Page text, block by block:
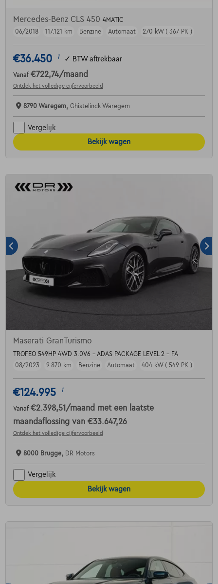
Mercedes-Benz CLS 450 4MATIC
06/2018
117.121 km Benzine Automaat 270 kW ( 367 PK )
€36.450 1 ✓ BTW aftrekbaar
Vanaf €722,74/maand
Ontdek het volledige cijfervoorbeeld
8790 Waregem, Ghistelinck Waregem
Vergelijk
Bekijk wagen
Maserati GranTurismo
TROFEO 549HP 4WD 3.0V6 - ADAS PACKAGE LEVEL 2 - FA
08/2023
9.870 km Benzine Automaat 404 kW ( 549 PK )
€124.995 1
Vanaf €2.398,51 /maand met een laatste
maandaflossing van €33.647,26
Ontdek het volledige cijfervoorbeeld
8000 Brugge, DR Motors
Vergelijk
Bekijk wagen